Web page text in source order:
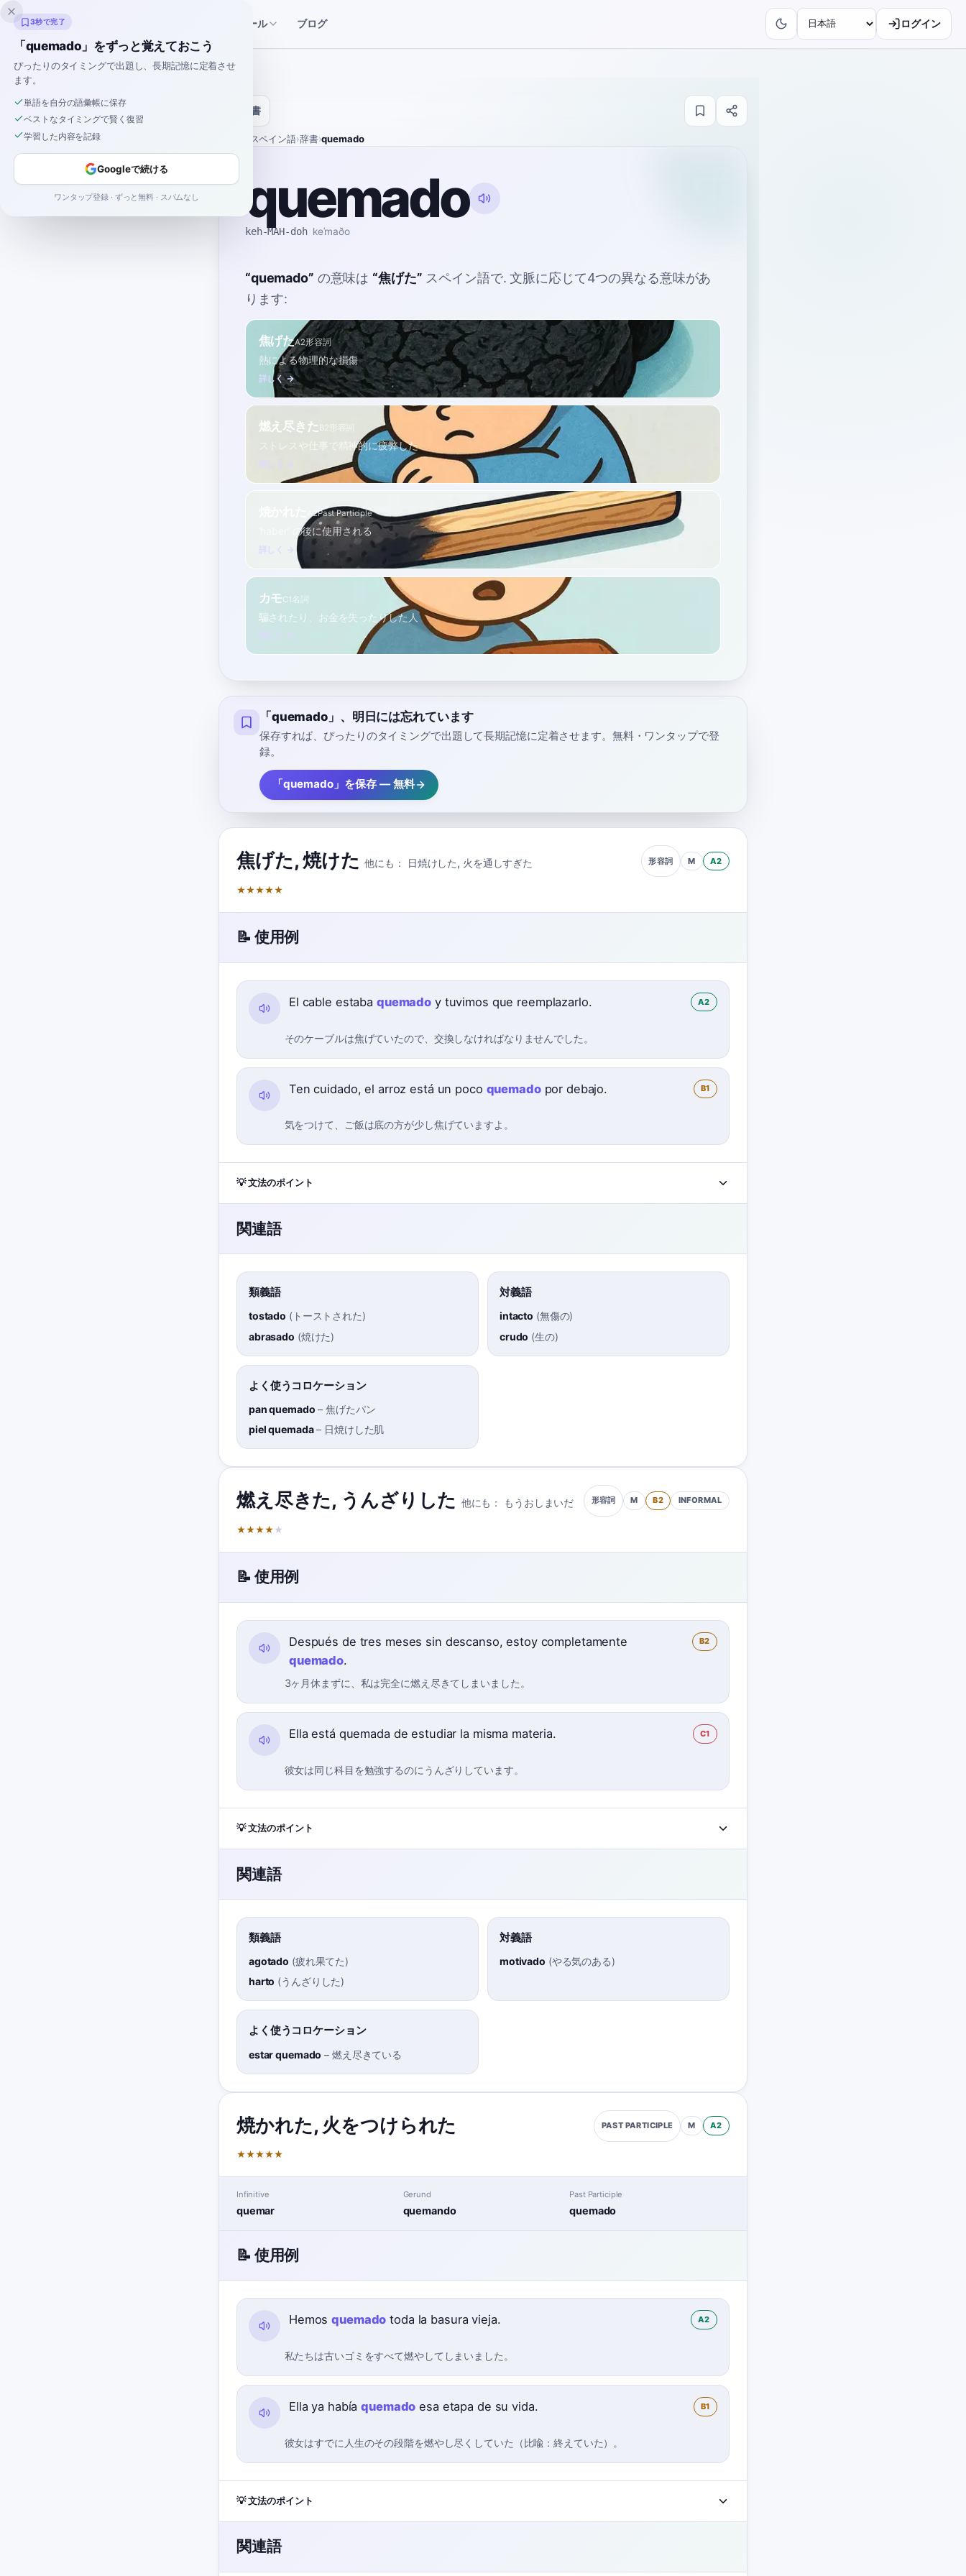
Inklingo スペイン語ツール ブログ ログイン
辞書
スペイン語›辞書›quemado
quemado
keh-MAH-doh keˈmaðo
“quemado” の意味は “焦げた” スペイン語で. 文脈に応じて4つの異なる意味があ
ります:
焦げたA2形容詞
熱による物理的な損傷
詳しく →
燃え尽きた B2 形容詞
ストレスや仕事で精神的に疲弊した
詳しく →
A2Past Participle
'haber' の後に使用される
詳しく →
カモC1名詞
騙されたり、お金を失ったりした人
詳しく →
「quemado」、明日には忘れています
保存すれば、ぴったりのタイミングで出題して長期記憶に定着させます。無料・ワンタップで登
録。
「quemado」を保存 — 無料
焦げた,焼けた 他にも： 日焼けした, 火を通しすぎた 形容詞 M A2
★★★★★
📝 使用例
El cable estaba quemado y tuvimos que reemplazarlo. A2
そのケーブルは焦げていたので、交換しなければなりませんでした。
Ten cuidado, el arroz está un poco quemadopor debajo. B1
気をつけて、ご飯は底の方が少し焦げていますよ。
💡 文法のポイント
関連語
類義語
tostado (トーストされた)
abrasado (焼けた)
対義語
intacto (無傷の)
crudo (生の)
よく使うコロケーション
pan quemado –焦げたパン
piel quemada– 日焼けした肌
燃え尽きた, うんざりした 他にも： もうおしまいだ 形容詞 M B2 INFORMAL
★★★★ ★
📝 使用例
Después de tres meses sin descanso, estoy completamente
quemado.
B2
3ヶ月休まずに、私は完全に燃え尽きてしまいました。
Ella está quemada de estudiar la misma materia. C1
彼女は同じ科目を勉強するのにうんざりしています。
💡 文法のポイント
関連語
類義語
agotado (疲れ果てた)
harto (うんざりした)
対義語
motivado (やる気のある)
よく使うコロケーション
estar quemado – 燃え尽きている
焼かれた, 火をつけられた PAST PARTICIPLE M A2
★★★★★
Infinitive
quemar
Gerund
quemando
Past Participle
quemado
📝 使用例
Hemosquemado toda la basura vieja. A2
私たちは古いゴミをすべて燃やしてしまいました。
Ella ya habíaquemado esa etapa de su vida. B1
彼女はすでに人生のその段階を燃やし尽くしていた（比喩：終えていた）。
💡 文法のポイント
関連語
3秒で完了
「quemado」をずっと覚えておこう
ぴったりのタイミングで出題し、長期記憶に定着させ
ます。
単語を自分の語彙帳に保存
ベストなタイミングで賢く復習
学習した内容を記録
Googleで続ける
ワンタップ登録 · ずっと無料 · スパムなし